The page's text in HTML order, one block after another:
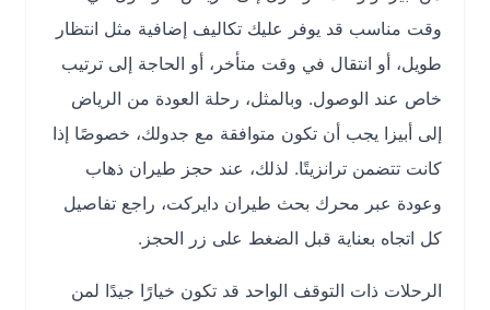
وقت مناسب قد يوفر عليك تكاليف إضافية مثل انتظار
طويل، أو انتقال في وقت متأخر، أو الحاجة إلى ترتيب
خاص عند الوصول. وبالمثل، رحلة العودة من الرياض
إلى أبيزا يجب أن تكون متوافقة مع جدولك، خصوصًا إذا
كانت تتضمن ترانزيتًا. لذلك، عند حجز طيران ذهاب
وعودة عبر محرك بحث طيران دايركت، راجع تفاصيل
كل اتجاه بعناية قبل الضغط على زر الحجز.
الرحلات ذات التوقف الواحد قد تكون خيارًا جيدًا لمن